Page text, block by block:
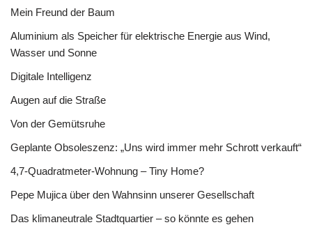
Mein Freund der Baum
Aluminium als Speicher für elektrische Energie aus Wind,
Wasser und Sonne
Digitale Intelligenz
Augen auf die Straße
Von der Gemütsruhe
Geplante Obsoleszenz: „Uns wird immer mehr Schrott verkauft“
4,7-Quadratmeter-Wohnung – Tiny Home?
Pepe Mujica über den Wahnsinn unserer Gesellschaft
Das klimaneutrale Stadtquartier – so könnte es gehen